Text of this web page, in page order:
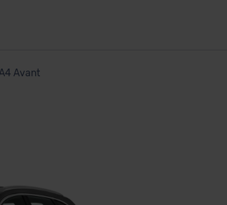
Avant